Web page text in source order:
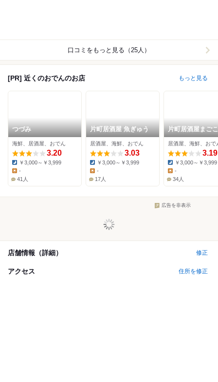
口コミをもっと見る（25人）
[PR] 近くのおでんのお店 もっと見る
つづみ
海鮮、居酒屋、おでん
3.20
Dinner:
￥3,000～￥3,999
Lunch:
-
41人
片町居酒屋 魚ぎゅう
居酒屋、海鮮、おでん
3.03
Dinner:
￥3,000～￥3,999
Lunch:
-
17人
片町居酒屋まご
北陸の海鮮と金
ん
居酒屋、海鮮、おで
3.19
Dinner:
￥3,000～￥3,999
Lunch:
-
34人
広告を非表示
店舗情報（詳細） 修正
アクセス 住所を修正